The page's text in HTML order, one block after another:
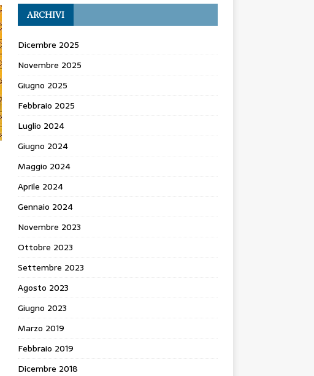
ARCHIVI
Dicembre 2025
Novembre 2025
Giugno 2025
Febbraio 2025
Luglio 2024
Giugno 2024
Maggio 2024
Aprile 2024
Gennaio 2024
Novembre 2023
Ottobre 2023
Settembre 2023
Agosto 2023
Giugno 2023
Marzo 2019
Febbraio 2019
Dicembre 2018